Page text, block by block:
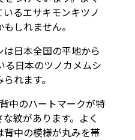
るエサキモンキツノ
しれません。
は日本全国の平地から
る日本のツノカメムシ
れます。
中のハートマークが特
紋があります。よく
中の模様が丸みを帯